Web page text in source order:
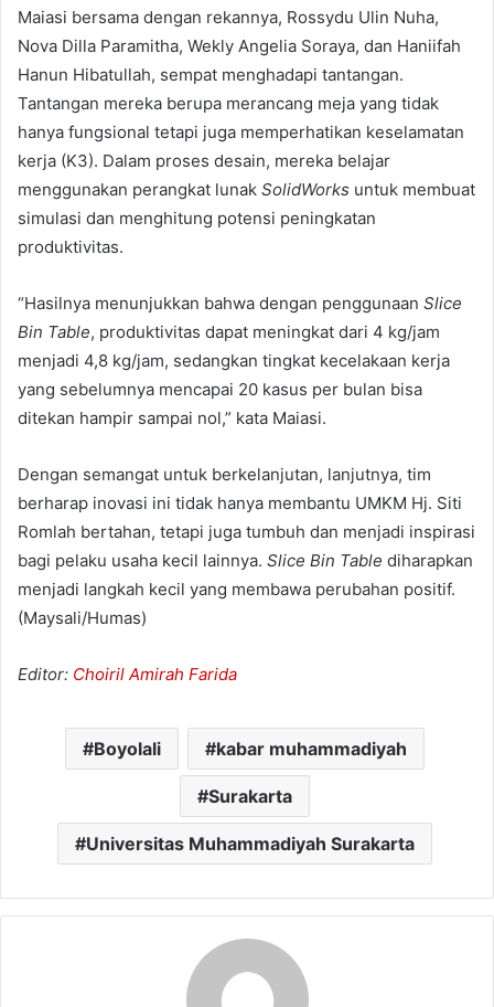
Maiasi bersama dengan rekannya, Rossydu Ulin Nuha,
Nova Dilla Paramitha, Wekly Angelia Soraya, dan Haniifah
Hanun Hibatullah, sempat menghadapi tantangan.
Tantangan mereka berupa merancang meja yang tidak
hanya fungsional tetapi juga memperhatikan keselamatan
kerja (K3). Dalam proses desain, mereka belajar
menggunakan perangkat lunak SolidWorks untuk membuat
simulasi dan menghitung potensi peningkatan
produktivitas.
“Hasilnya menunjukkan bahwa dengan penggunaan Slice
Bin Table, produktivitas dapat meningkat dari 4 kg/jam
menjadi 4,8 kg/jam, sedangkan tingkat kecelakaan kerja
yang sebelumnya mencapai 20 kasus per bulan bisa
ditekan hampir sampai nol,” kata Maiasi.
Dengan semangat untuk berkelanjutan, lanjutnya, tim
berharap inovasi ini tidak hanya membantu UMKM Hj. Siti
Romlah bertahan, tetapi juga tumbuh dan menjadi inspirasi
bagi pelaku usaha kecil lainnya. Slice Bin Table diharapkan
menjadi langkah kecil yang membawa perubahan positif.
(Maysali/Humas)
Editor: Choiril Amirah Farida
Boyolali kabar muhammadiyah
Surakarta
Universitas Muhammadiyah Surakarta